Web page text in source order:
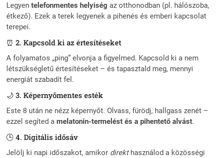
Legyentelefonmentes helyiség az otthonodban (pl. hálószoba,
étkező). Ezek a terek legyenek a pihenés és emberi kapcsolat
terepei.
⏰ 2. Kapcsold ki az értesítéseket
A folyamatos „ping” elvonja a figyelmed. Kapcsold ki a nem
létszükségletű értesítéseket – és tapasztald meg, mennyi
energiát szabadít fel.
🌙 3. Képernyőmentes esték
Este 8 után ne nézz képernyőt. Olvass, fürödj, hallgass zenét –
ezzel segíted amelatonin-termelést és a pihentető alvást.
🕒 4. Digitális idősáv
Jelölj ki napi időszakot, amikor direkthasználod a közösségi